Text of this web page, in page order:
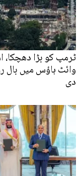
ٹرمپ کو بڑا دھچکا،
وائٹ ہاؤس میں بال
دی